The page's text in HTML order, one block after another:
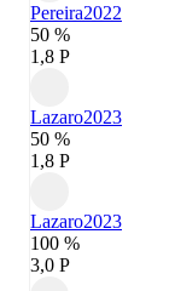
Pereira2022
50 %
1,8 P
Lazaro2023
50 %
1,8 P
Lazaro2023
100 %
3,0 P